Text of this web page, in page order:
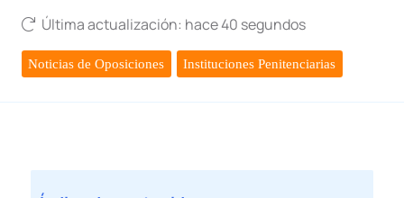
Última actualización: hace 40 segundos
Noticias de Oposiciones Instituciones Penitenciarias